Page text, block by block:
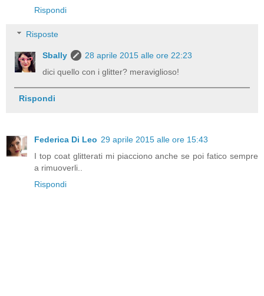
Rispondi
Risposte
Sbally
28 aprile 2015 alle ore 22:23
dici quello con i glitter? meraviglioso!
Rispondi
Federica Di Leo 29 aprile 2015 alle ore 15:43
I top coat glitterati mi piacciono anche se poi fatico sempre
a rimuoverli..
Rispondi